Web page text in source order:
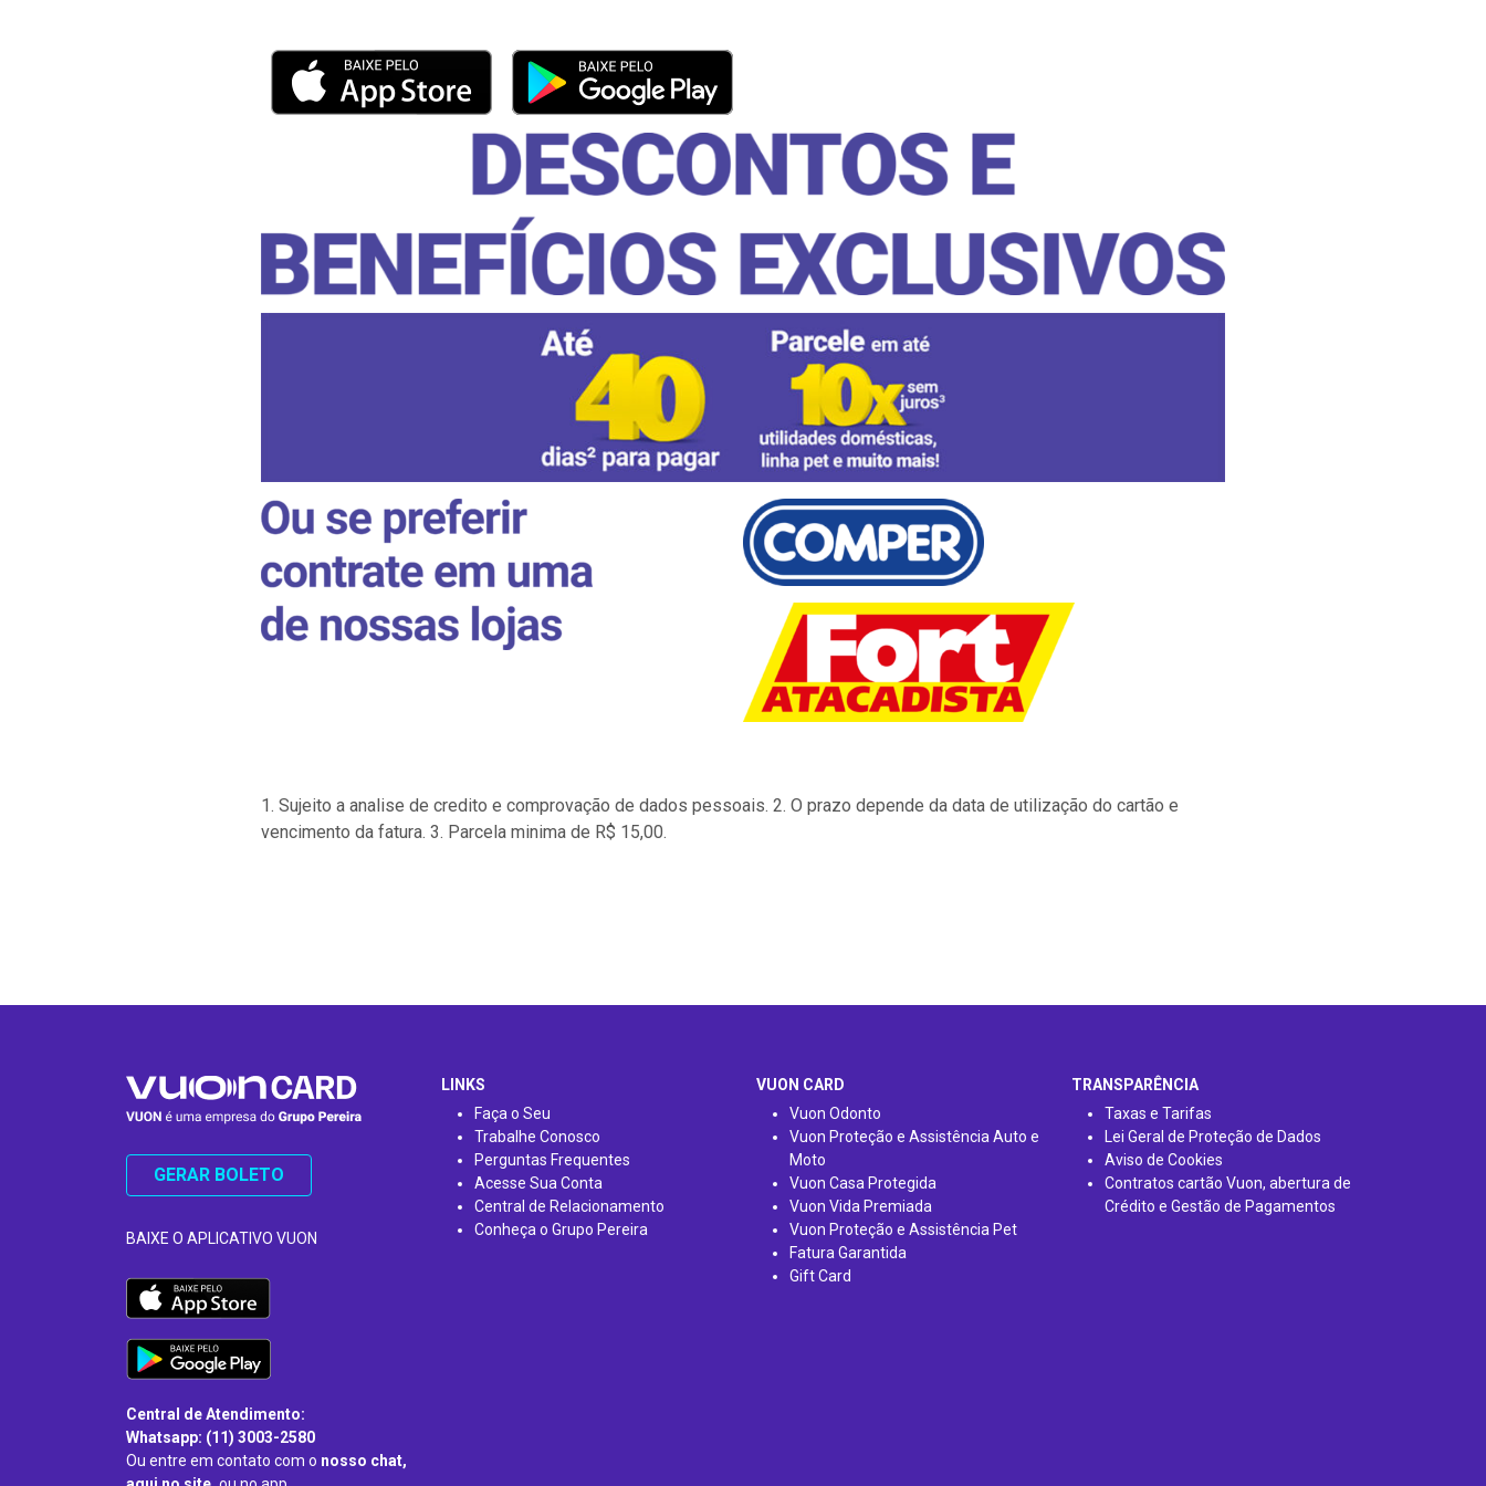
1. Sujeito a analise de credito e comprovação de dados pessoais. 2. O prazo depende da data de utilização do cartão e
vencimento da fatura. 3. Parcela minima de R$ 15,00.
GERAR BOLETO
BAIXE O APLICATIVO VUON
Central de Atendimento:
Whatsapp: (11) 3003-2580
Ou entre em contato com o nosso chat,
LINKS
Faça o Seu
Trabalhe Conosco
Perguntas Frequentes
Acesse Sua Conta
Central de Relacionamento
Conheça o Grupo Pereira
VUON CARD
Vuon Odonto
Vuon Proteção e Assistência Auto e
Moto
Vuon Casa Protegida
Vuon Vida Premiada
Vuon Proteção e Assistência Pet
Fatura Garantida
Gift Card
TRANSPARÊNCIA
Taxas e Tarifas
Lei Geral de Proteção de Dados
Aviso de Cookies
Contratos cartão Vuon, abertura de
Crédito e Gestão de Pagamentos